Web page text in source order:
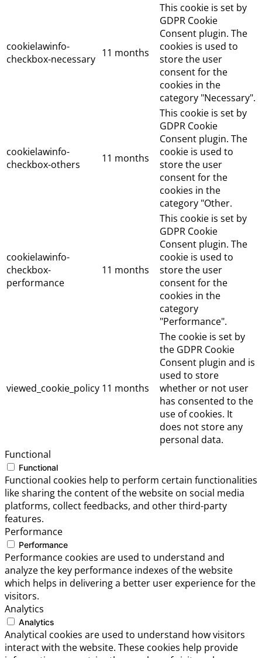
cookielawinfo-
checkbox-necessary 11 months
This cookie is set by
GDPR Cookie
Consent plugin. The
cookies is used to
store the user
consent for the
cookies in the
category "Necessary".
cookielawinfo-
checkbox-others
11 months
This cookie is set by
GDPR Cookie
Consent plugin. The
cookie is used to
store the user
consent for the
cookies in the
category "Other.
cookielawinfo-
checkbox-
performance
11 months
This cookie is set by
GDPR Cookie
Consent plugin. The
cookie is used to
store the user
consent for the
cookies in the
category
"Performance".
viewed_cookie_policy 11 months
The cookie is set by
the GDPR Cookie
Consent plugin and is
used to store
whether or not user
has consented to the
use of cookies. It
does not store any
personal data.
Functional
Functional
Functional cookies help to perform certain functionalities
like sharing the content of the website on social media
platforms, collect feedbacks, and other third-party
features.
Performance
Performance
Performance cookies are used to understand and
analyze the key performance indexes of the website
which helps in delivering a better user experience for the
visitors.
Analytics
Analytics
Analytical cookies are used to understand how visitors
interact with the website. These cookies help provide